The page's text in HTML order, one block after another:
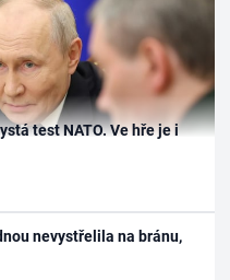
test NATO. Ve hře je i
nevystřelila na bránu,